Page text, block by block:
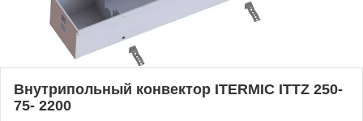
Внутрипольный конвектор ITERMIC ITTZ 250-
75- 2200